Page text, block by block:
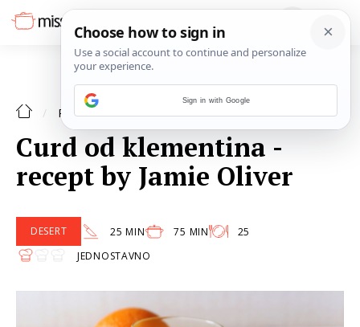
RECEPTI DESERT
Curd od klementina -
recept by Jamie Oliver
DESERT 25 MIN 75 MIN
25
JEDNOSTAVNO
Sign in with Google